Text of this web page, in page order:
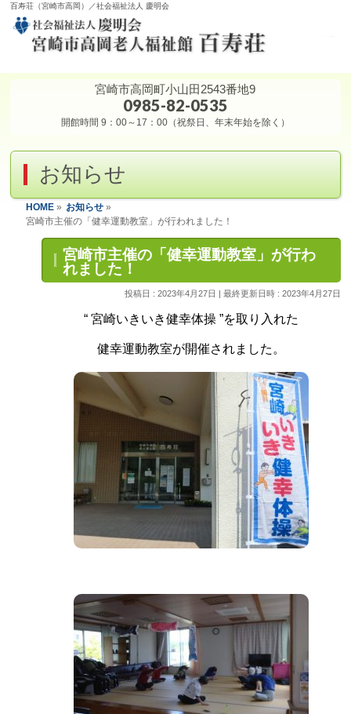
百寿荘（宮崎市高岡）／社会福祉法人 慶明会
宮崎市高岡町小山田2543番地9
0985-82-0535
開館時間 9：00～17：00（祝祭日、年末年始を除く）
お知らせ
HOME » お知らせ »
宮崎市主催の「健幸運動教室」が行われました！
宮崎市主催の「健幸運動教室」が行わ
れました！
投稿日 : 2023年4月27日 最終更新日時 : 2023年4月27日
“ 宮崎いきいき健幸体操 ”を取り入れた
健幸運動教室が開催されました。